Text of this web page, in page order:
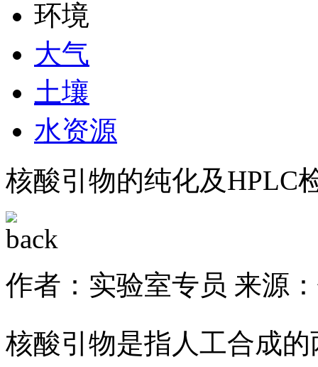
环境
大气
土壤
水资源
核酸引物的纯化及HPLC
作者：实验室专员 来源
核酸引物是指人工合成